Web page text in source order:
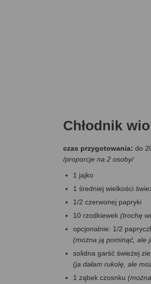
Chłodnik
czas przygotowania: do
/proporcje na 2 osoby/
1 jajko
1 średniej wielkości
1/2 czerwonej papryki
10 rzodkiewek (trochę
opcjonalnie: 1/2
(można ją pominąć, ale
solidna garść świeżej
(ja dałam rukolę, ale
1 ząbek czosnku